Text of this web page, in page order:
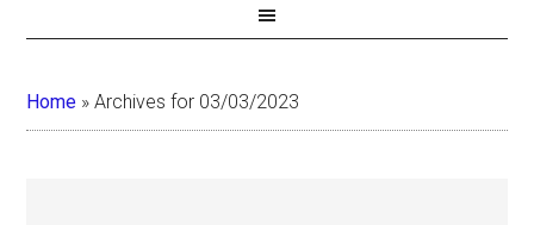
Home »Archives for 03/03/2023